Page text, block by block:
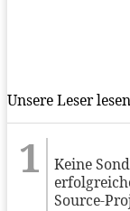
Unsere Leser
Keine
Source-